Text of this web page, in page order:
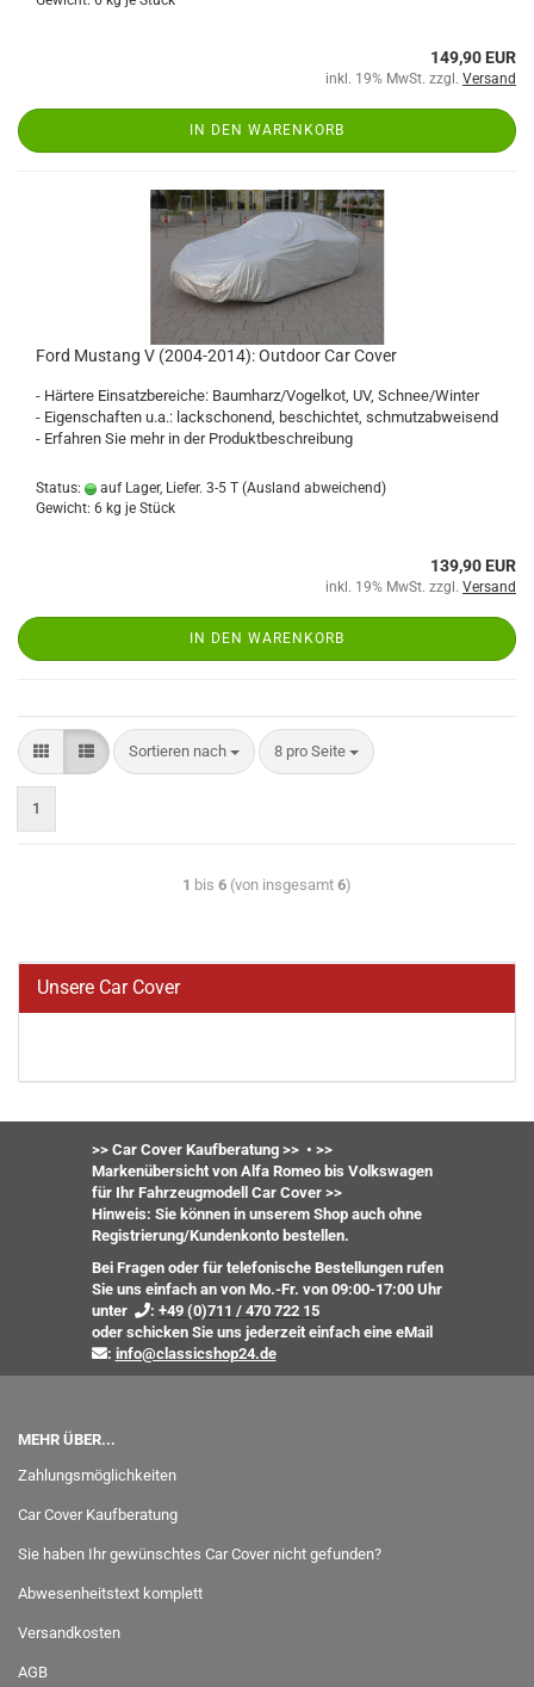
149,90 EUR
inkl. 19% MwSt. zzgl. Versand
IN DEN WARENKORB
Ford Mustang V (2004-2014): Outdoor Car Cover
- Härtere Einsatzbereiche: Baumharz/Vogelkot, UV, Schnee/Winter
- Eigenschaften u.a.: lackschonend, beschichtet, schmutzabweisend
- Erfahren Sie mehr in der Produktbeschreibung
Status: auf Lager, Liefer. 3-5 T (Ausland abweichend)
Gewicht: 6 kg je Stück
139,90 EUR
inkl. 19% MwSt. zzgl. Versand
IN DEN WARENKORB
Sortieren nach 8 pro Seite
1
1 bis 6 (von insgesamt 6)
Unsere Car Cover
>> Car Cover Kaufberatung >> • >>
Markenübersicht von Alfa Romeo bis Volkswagen
für Ihr Fahrzeugmodell Car Cover >>
Hinweis: Sie können in unserem Shop auch ohne
Registrierung/Kundenkonto bestellen.
Bei Fragen oder für telefonische Bestellungen rufen
Sie uns einfach an von Mo.-Fr. von 09:00-17:00 Uhr
unter
: +49 (0)711 / 470 722 15
oderschicken Sie uns jederzeit einfach eine eMail
: info@classicshop24.de
MEHR ÜBER...
Zahlungsmöglichkeiten
Car Cover Kaufberatung
Sie haben Ihr gewünschtes Car Cover nicht gefunden?
Abwesenheitstext komplett
Versandkosten
AGB